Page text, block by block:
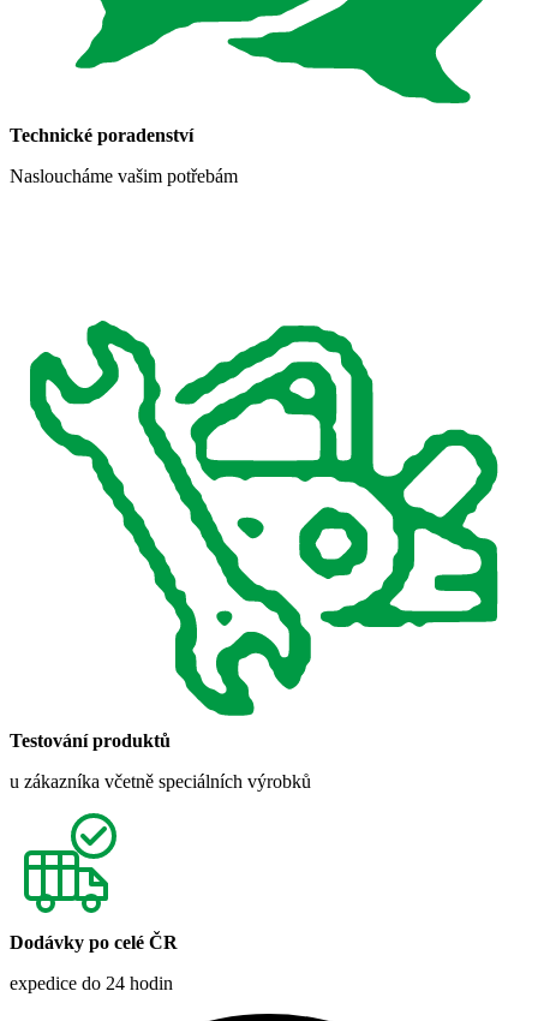
Technické poradenství
Nasloucháme vašim potřebám
Testování produktů
u zákazníka včetně speciálních výrobků
Dodávky po celé ČR
expedice do 24 hodin